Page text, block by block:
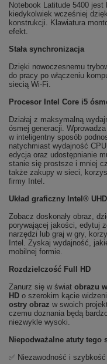
Notebook Latitude 5400
kiedykolwiek wcześniej
konstrukcji. Klawiatura
efekt.
Stała synchronizacja
Dzięki nowoczesnemu
do pracy po włączeniu
siecią Wi-Fi.
Procesor Intel Core i5
Działaj z maksymalną
ósmej generacji.
w inteligentny sposób
natychmiast wydajność
edycja oraz udostępnianie
stanie się prostsze i mniej
także zakupy w sieci,
firmy Intel.
Układ graficzny Intel®
Zobacz doskonały obraz,
porywającej jakości, edytuj
narzędzi lub graj w gry,
Intel. Zyskaj wydajność,
mobilnej formie.
Rozdzielczość Full HD
Zanurz się w świat obrazu
HD o szerokim kącie
ostry obraz w swoich
czemu doznania będą
niezwykle wysoki.
Niepodważalne atuty tego
✅ Niezawodność i szybkość